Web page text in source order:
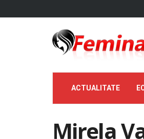
ACTUALITATE
Mirela